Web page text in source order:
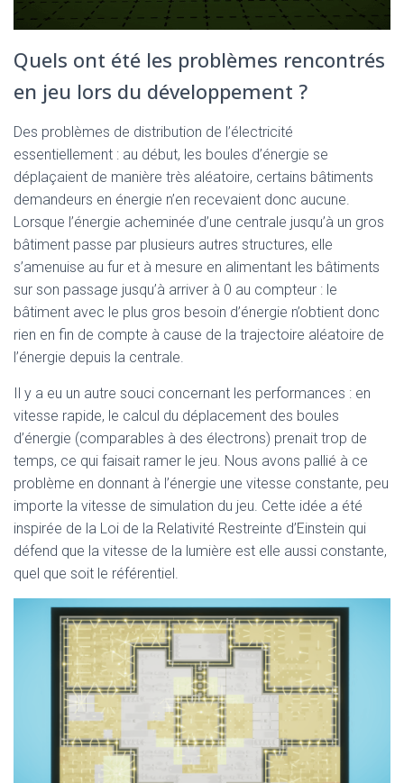
Quels ont été les problèmes rencontrés
en jeu lors du développement ?
Des problèmes de distribution de l’électricité
essentiellement : au début, les boules d’énergie se
déplaçaient de manière très aléatoire, certains bâtiments
demandeurs en énergie n’en recevaient donc aucune.
Lorsque l’énergie acheminée d’une centrale jusqu’à un gros
bâtiment passe par plusieurs autres structures, elle
s’amenuise au fur et à mesure en alimentant les bâtiments
sur son passage jusqu’à arriver à 0 au compteur : le
bâtiment avec le plus gros besoin d’énergie n’obtient donc
rien en fin de compte à cause de la trajectoire aléatoire de
l’énergie depuis la centrale.
Il y a eu un autre souci concernant les performances : en
vitesse rapide, le calcul du déplacement des boules
d’énergie (comparables à des électrons) prenait trop de
temps, ce qui faisait ramer le jeu. Nous avons pallié à ce
problème en donnant à l’énergie une vitesse constante, peu
importe la vitesse de simulation du jeu. Cette idée a été
inspirée de la Loi de la Relativité Restreinte d’Einstein qui
défend que la vitesse de la lumière est elle aussi constante,
quel que soit le référentiel.